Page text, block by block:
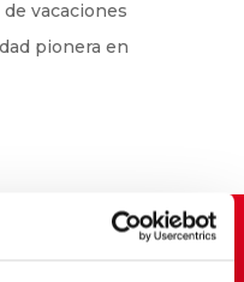
vacaciones
pionera en